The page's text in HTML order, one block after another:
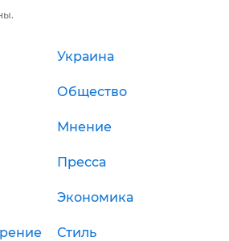
Украина
Общество
Мнение
Пресса
Экономика
Стиль